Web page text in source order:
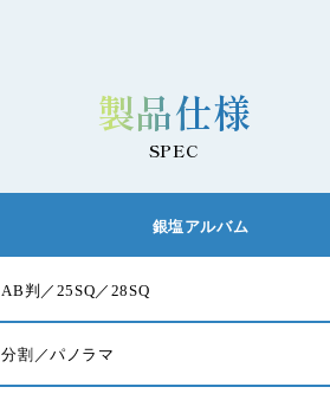
製品仕様
SPEC
銀塩アルバム
AB判／25SQ／28SQ
分割／パノラマ